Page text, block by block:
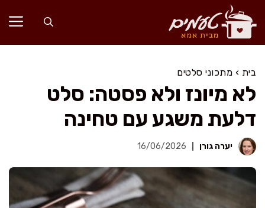
לדלג
לתוכן
בית › מתכוני סלטים
לא מיונז ולא פסטה: סלט
דלעת משגע עם טחינה
יערה גורן 16/06/2026